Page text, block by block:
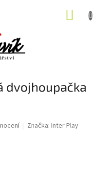
dvojhoupačka
Značka:Inter Play